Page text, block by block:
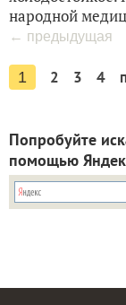
народной
← предыдущая
1 2 3 4
Попробуйте
помощью